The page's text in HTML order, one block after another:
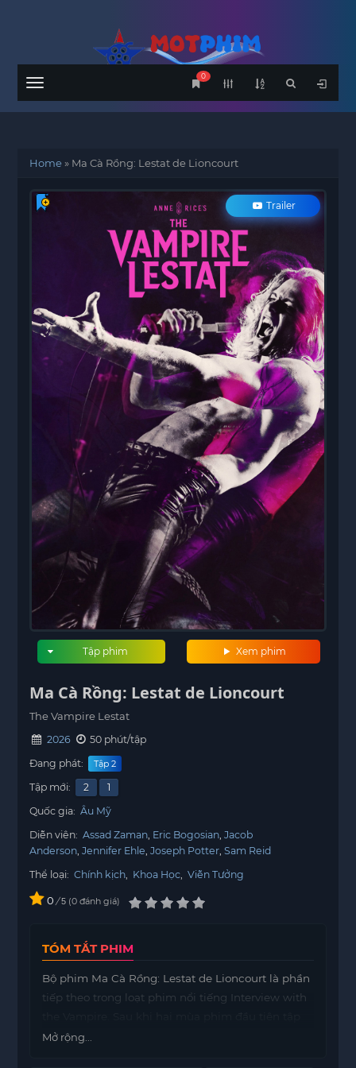
Menu
0
Home» Ma Cà Rồng: Lestat de Lioncourt
Trailer
Xem phim
Tập phim
Ma Cà Rồng: Lestat de Lioncourt
The Vampire Lestat
2026
50 phút/tập
Đang phát:
Tập 2
Tập mới: 2
1
Quốc gia: Âu Mỹ
Diễn viên: Assad Zaman Eric Bogosian Jacob
Anderson Jennifer Ehle Joseph Potter Sam Reid
Thể loại: Chính kịch Khoa Học Viễn Tưởng
0 / 5 0 đánh giá
TÓM TẮT PHIM
Bộ phim Ma Cà Rồng: Lestat de Lioncourt là phần
tiếp theo trong loạt phim nổi tiếng Interview with
trung vào nhân vật Louis, phần này sẽ chuyển đổi
Mở rộng...